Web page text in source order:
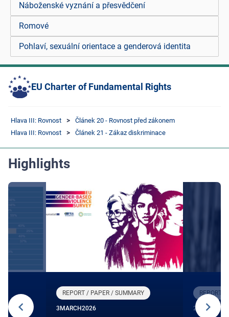
Náboženské vyznání a přesvědčení
Romové
Pohlaví, sexuální orientace a genderová identita
EU Charter of Fundamental Rights
Hlava III: Rovnost
Článek 20 - Rovnost před zákonem
Hlava III: Rovnost
Článek 21 - Zákaz diskriminace
Highlights
REPORT / PAPER / SUMMARY
3 MARCH2026
REPORT /
27 JANUARY